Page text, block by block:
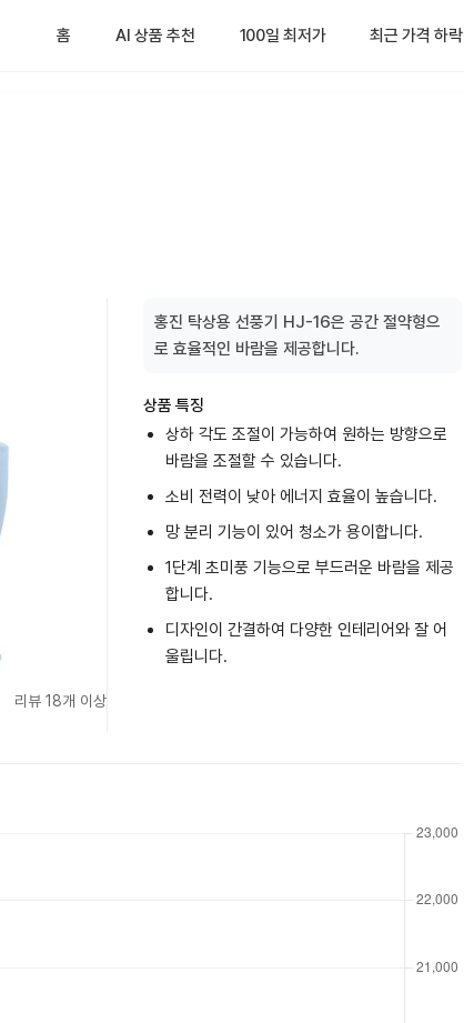
홈 AI 상품 추천 100일 최저가 최근 가격 하락
리뷰 18개 이상
홍진 탁상용 선풍기 HJ-16은 공간 절약형으
로 효율적인 바람을 제공합니다.
상품 특징
상하 각도 조절이 가능하여 원하는 방향으로
바람을 조절할 수 있습니다.
소비 전력이 낮아 에너지 효율이 높습니다.
망 분리 기능이 있어 청소가 용이합니다.
1단계 초미풍 기능으로 부드러운 바람을 제공
합니다.
디자인이 간결하여 다양한 인테리어와 잘 어
울립니다.